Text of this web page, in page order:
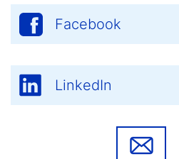
Facebook
LinkedIn